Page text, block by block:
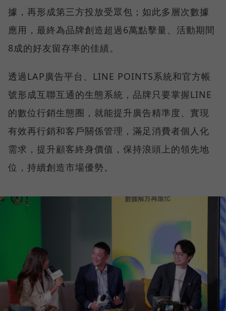
據，再形成第三方投放受眾包；如此多層次數據
應用，最終為品牌創造超過6萬點擊量、活動期間
8成的好友留存率的佳績。
透過LAP廣告平台、LINE POINTS系統和官方帳
號形成互聯互通的生態系統，品牌只要掌握LINE
的數位行銷生態圈，就能提升廣告精準度、實現
有效再行銷和客戶關係管理，滿足消費者個人化
需求，提升顧客終身價值，保持浪頭上的領先地
位，持續創造市場優勢。